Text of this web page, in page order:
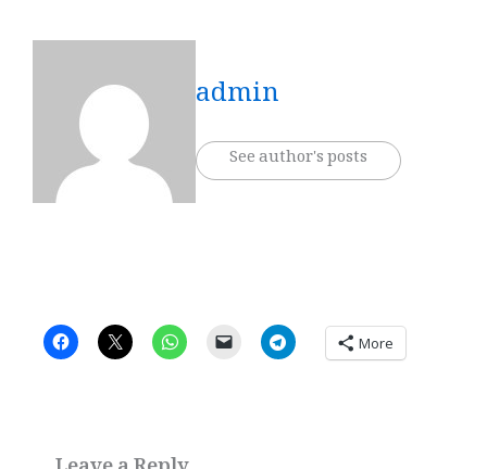
admin
See author's posts
More